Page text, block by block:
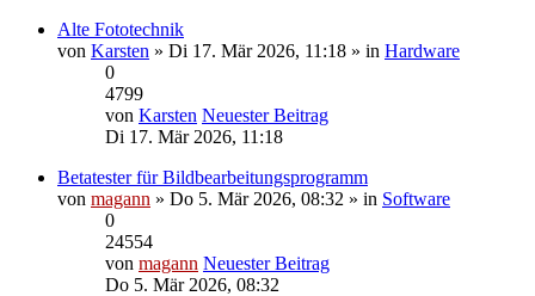
Alte Fototechnik
von Karsten » Di 17. Mär 2026, 11:18 » in Hardware
0
4799
von Karsten Neuester Beitrag
Di 17. Mär 2026, 11:18
Betatester für Bildbearbeitungsprogramm
von magann » Do 5. Mär 2026, 08:32 » in Software
0
24554
von magann Neuester Beitrag
Do 5. Mär 2026, 08:32